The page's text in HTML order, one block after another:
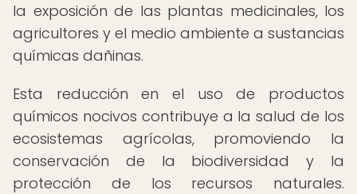
la exposición de las plantas medicinales, los
agricultores y el medio ambiente a sustancias
químicas dañinas.
Esta reducción en el uso de productos
químicos nocivos contribuye a la salud de los
ecosistemas agrícolas, promoviendo la
conservación de la biodiversidad y la
protección de los recursos naturales.